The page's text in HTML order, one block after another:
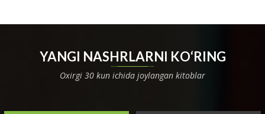
YANGI NASHRLARNI KO‘RING
Oxirgi 30 kun ichida joylangan kitoblar